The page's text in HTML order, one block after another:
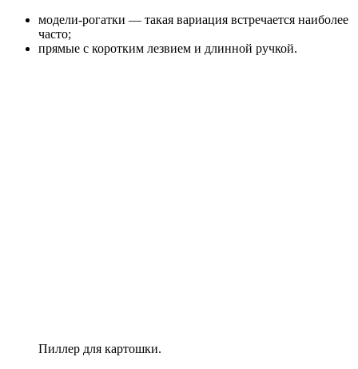
модели-рогатки — такая вариация встречается наиболее
часто;
прямые с коротким лезвием и длинной ручкой.
Пиллер для картошки.